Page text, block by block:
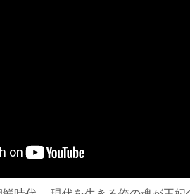
が登場する韓国映画。